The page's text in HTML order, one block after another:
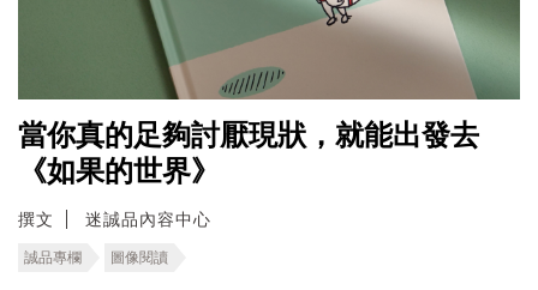
當你真的足夠討厭現狀，就能出發去
《如果的世界》
撰文 迷誠品內容中心
誠品專欄 圖像閱讀